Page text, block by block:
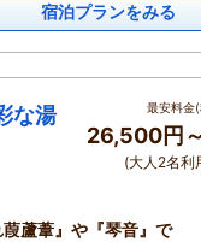
宿泊プランをみる
な湯
最安料金
26,500円～
(大人2名利
蘆葦』や『琴音』で